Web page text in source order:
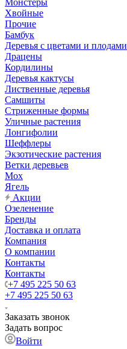
Монстеры
Хвойные
Прочие
Бамбук
Деревья с цветами и плодами
Драцены
Кордилины
Деревья кактусы
Лиственные деревья
Самшиты
Стриженные формы
Уличные растения
Лонгифолии
Шеффлеры
Экзотические растения
Ветки деревьев
Мох
Ягель
Акции
Озеленение
Бренды
Доставка и оплата
Компания
О компании
Контакты
Контакты
+7 495 225 50 63
+7 495 225 50 63
Заказать звонок
Задать вопрос
Войти